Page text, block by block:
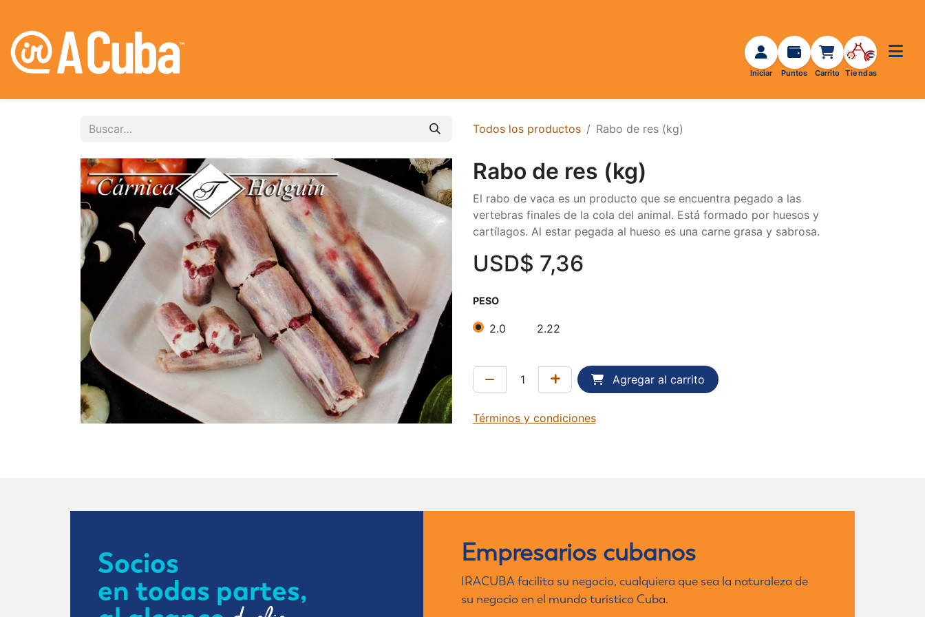
Todos los productos Rabo de res (kg)
Rabo de res (kg)
El rabo de vaca es un producto que se encuentra pegado a las
vertebras finales de la cola del animal. Está formado por huesos y
cartílagos. Al estar pegada al hueso es una carne grasa y sabrosa.
USD$ 7,36
PESO
2.0 2.22
Agregar al carrito
Términos y condiciones
Socios
en todas partes,
Empresarios cubanos
IRACUBA facilita su negocio, cualquiera que sea la naturaleza de
su negocio en el mundo turístico Cuba.